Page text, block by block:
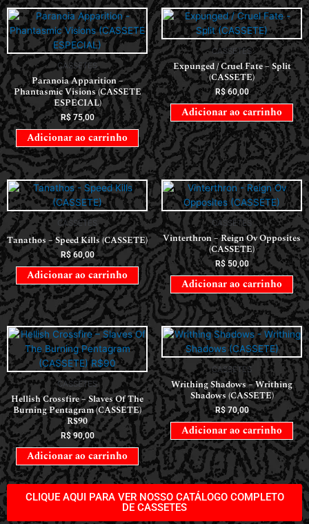
CASSETES
Paranoia Apparition –
Phantasmic Visions (CASSETE
ESPECIAL)
R$75,00
Adicionar ao carrinho
CASSETES
Expunged / Cruel Fate – Split
(CASSETE)
R$60,00
Adicionar ao carrinho
CASSETES
Tanathos – Speed Kills (CASSETE)
R$60,00
Adicionar ao carrinho
CASSETES
Vinterthron – Reign Ov Opposites
(CASSETE)
R$50,00
Adicionar ao carrinho
CASSETES
Hellish Crossfire – Slaves Of The
Burning Pentagram (CASSETE)
R$90
R$90,00
Adicionar ao carrinho
CASSETES
Writhing Shadows – Writhing
Shadows (CASSETE)
R$70,00
Adicionar ao carrinho
CLIQUE AQUI PARA VER NOSSO CATÁLOGO COMPLETO
DE CASSETES